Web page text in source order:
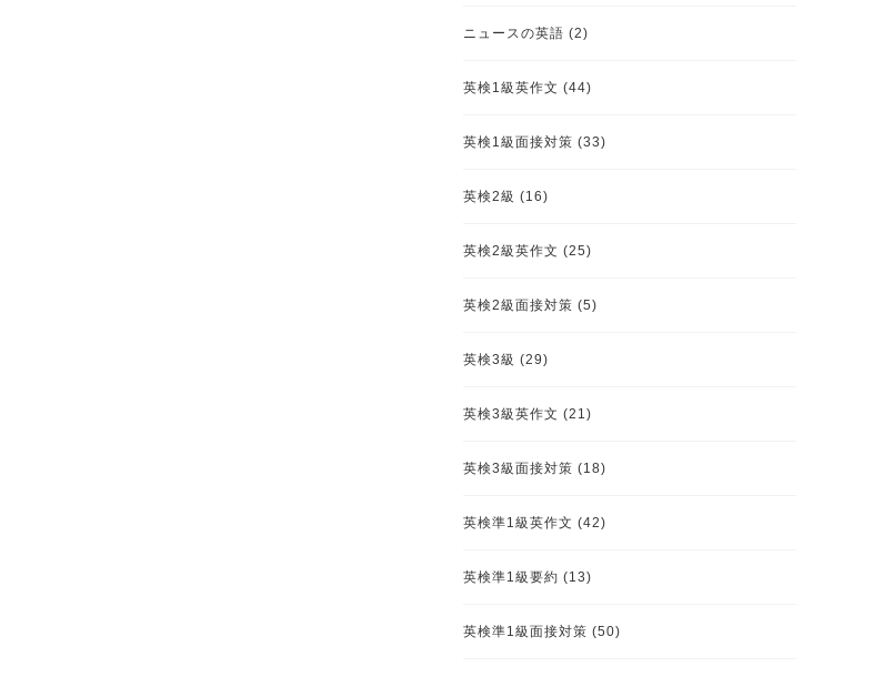
ニュースの英語 (2)
英検1級英作文 (44)
英検1級面接対策 (33)
英検2級 (16)
英検2級英作文 (25)
英検2級面接対策 (5)
英検3級 (29)
英検3級英作文 (21)
英検3級面接対策 (18)
英検準1級英作文 (42)
英検準1級要約 (13)
英検準1級面接対策 (50)